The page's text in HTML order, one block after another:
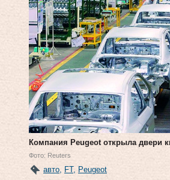
Компания Peugeot открыла двери
Фото: Reuters
авто, FT, Peugeot